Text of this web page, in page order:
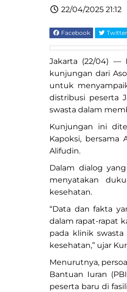
22/04/2025 21:12
Facebook Twitter
Jakarta (22/04) —
kunjungan dari
untuk
distribusi peserta
swasta dalam
Kunjungan ini
Kapoksi, bersama
Alifudin.
Dalam dialog
menyatakan
kesehatan.
“Data dan fakta
dalam rapat-rapat
pada klinik
kesehatan,” ujar
Menurutnya,
Bantuan Iuran
peserta baru di